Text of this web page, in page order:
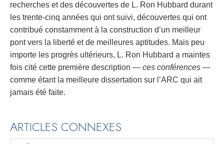
recherches et des découvertes de L. Ron Hubbard durant
les trente-cinq années qui ont suivi, découvertes qui ont
contribué constamment à la construction d’un meilleur
pont vers la liberté et de meilleures aptitudes. Mais peu
importe les progrès ultérieurs, L. Ron Hubbard a maintes
fois cité cette première description — ces conférences —
comme étant la meilleure dissertation sur l’ARC qui ait
jamais été faite.
ARTICLES CONNEXES